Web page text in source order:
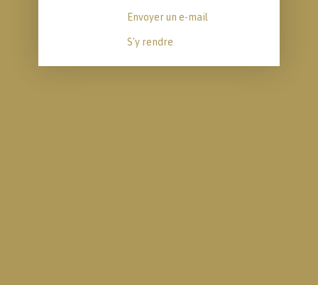
Envoyer un e-mail
S'y rendre